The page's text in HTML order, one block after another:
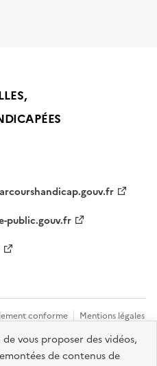
vous proposer des vidéos,
de contenus de
public.gouv.fr
conforme
Mentions légales
Nous contacter
Gestion des